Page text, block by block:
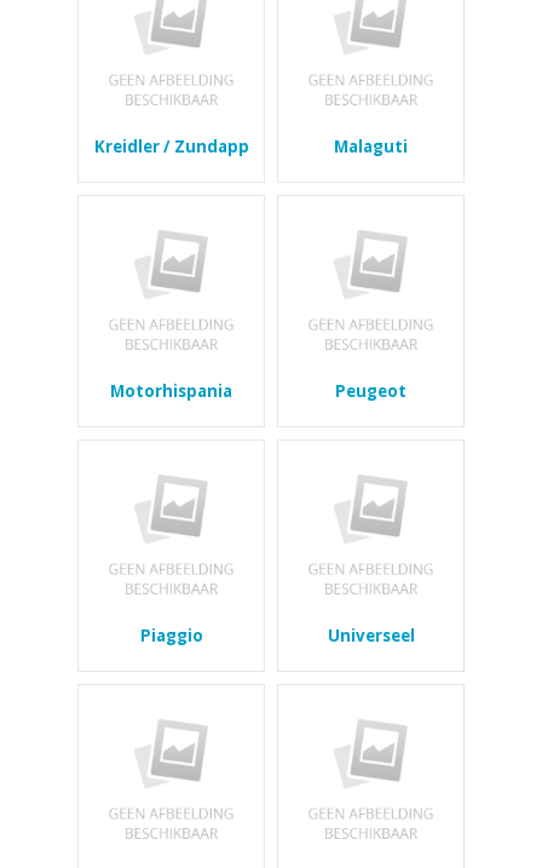
Kreidler / Zundapp Malaguti
Motorhispania Peugeot
Piaggio Universeel